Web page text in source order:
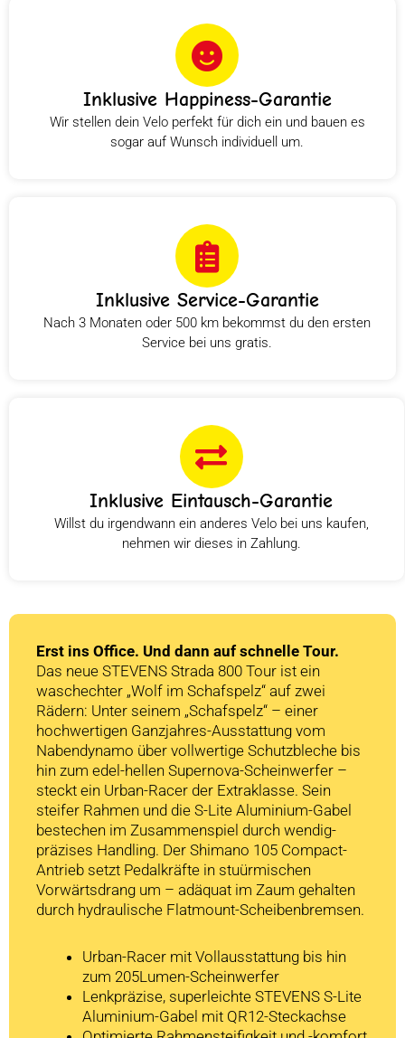
Inklusive Happiness-Garantie
Wir stellen dein Velo perfekt für dich ein und bauen es
sogar auf Wunsch individuell um.
Inklusive Service-Garantie
Nach 3 Monaten oder 500 km bekommst du den ersten
Service bei uns gratis.
Inklusive Eintausch-Garantie
Willst du irgendwann ein anderes Velo bei uns kaufen,
nehmen wir dieses in Zahlung.
Erst ins Office. Und dann auf schnelle Tour.
Das neue STEVENS Strada 800 Tour ist ein
waschechter „Wolf im Schafspelz“ auf zwei
Rädern: Unter seinem „Schafspelz“ – einer
hochwertigen Ganzjahres-Ausstattung vom
Nabendynamo über vollwertige Schutzbleche bis
hin zum edel-hellen Supernova-Scheinwerfer –
steckt ein Urban-Racer der Extraklasse. Sein
steifer Rahmen und die S-Lite Aluminium-Gabel
bestechen im Zusammenspiel durch wendig-
präzises Handling. Der Shimano 105 Compact-
Antrieb setzt Pedalkräfte in stuürmischen
Vorwärtsdrang um – adäquat im Zaum gehalten
durch hydraulische Flatmount-Scheibenbremsen.
Urban-Racer mit Vollausstattung bis hin
zum 205Lumen-Scheinwerfer
Lenkpräzise, superleichte STEVENS S-Lite
Aluminium-Gabel mit QR12-Steckachse